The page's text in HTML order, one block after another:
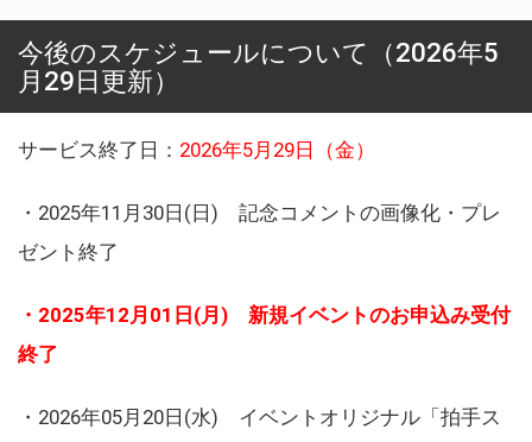
今後のスケジュールについて（2026年5
月29日更新）
サービス終了日： 2026年5月29日（金）
・2025年11月30日(日) 記念コメントの画像化・プレ
ゼント終了
・2025年12月01日(月) 新規イベントのお申込み受付
終了
・2026年05月20日(水) イベントオリジナル「拍手ス